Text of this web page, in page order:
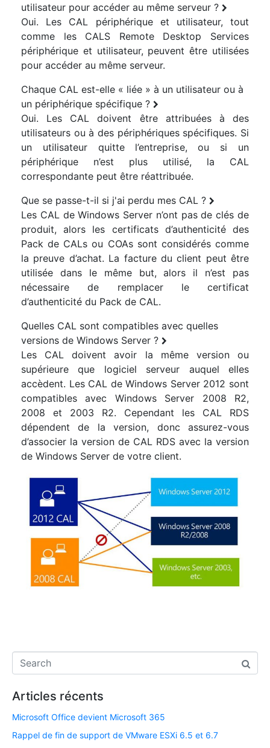
utilisateur pour accéder au même serveur ?
Oui. Les CAL périphérique et utilisateur, tout
comme les CALS Remote Desktop Services
périphérique et utilisateur, peuvent être utilisées
pour accéder au même serveur.
Chaque CAL est-elle « liée » à un utilisateur ou à
un périphérique spécifique ?
Oui. Les CAL doivent être attribuées à des
utilisateurs ou à des périphériques spécifiques. Si
un utilisateur quitte l’entreprise, ou si un
périphérique n’est plus utilisé, la CAL
correspondante peut être réattribuée.
Que se passe-t-il si j'ai perdu mes CAL ?
Les CAL de Windows Server n’ont pas de clés de
produit, alors les certificats d’authenticité des
Pack de CALs ou COAs sont considérés comme
la preuve d’achat. La facture du client peut être
utilisée dans le même but, alors il n’est pas
nécessaire de remplacer le certificat
d’authenticité du Pack de CAL.
Quelles CAL sont compatibles avec quelles
versions de Windows Server ?
Les CAL doivent avoir la même version ou
supérieure que logiciel serveur auquel elles
accèdent. Les CAL de Windows Server 2012 sont
compatibles avec Windows Server 2008 R2,
2008 et 2003 R2. Cependant les CAL RDS
dépendent de la version, donc assurez-vous
d’associer la version de CAL RDS avec la version
de Windows Server de votre client.
Articles récents
Microsoft Office devient Microsoft 365
Rappel de fin de support de VMware ESXi 6.5 et 6.7​